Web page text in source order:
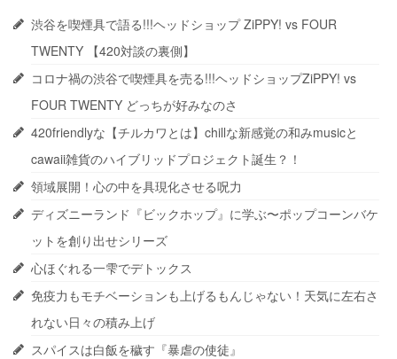
渋谷を喫煙具で語る!!!ヘッドショップ ZiPPY! vs FOUR
TWENTY 【420対談の裏側】
コロナ禍の渋谷で喫煙具を売る!!!ヘッドショップZiPPY! vs
FOUR TWENTY どっちが好みなのさ
420friendlyな【チルカワとは】chillな新感覚の和みmusicと
cawaii雑貨のハイブリッドプロジェクト誕生？！
領域展開！心の中を具現化させる呪力
ディズニーランド『ビックホップ』に学ぶ〜ポップコーンバケ
ットを創り出せシリーズ
心ほぐれる一雫でデトックス
免疫力もモチベーションも上げるもんじゃない！天気に左右さ
れない日々の積み上げ
スパイスは白飯を穢す『暴虐の使徒』